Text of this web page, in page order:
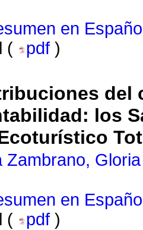
en
(
pdf )
del
los
Zambrano,
en
(
pdf )